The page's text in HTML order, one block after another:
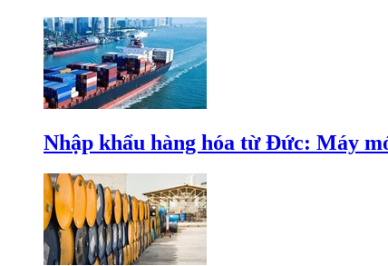
Nhập khẩu hàng hóa từ Đức: Máy